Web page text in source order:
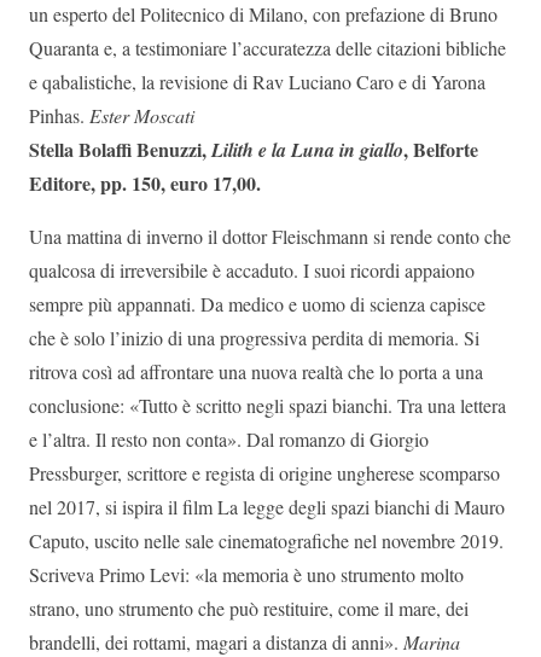
un esperto del Politecnico di Milano, con prefazione di Bruno
Quaranta e, a testimoniare l’accuratezza delle citazioni bibliche
e qabalistiche, la revisione di Rav Luciano Caro e di Yarona
Pinhas. Ester Moscati
Stella Bolaffi Benuzzi,Lilith e la Luna in giallo, Belforte
Editore, pp. 150, euro 17,00.
Una mattina di inverno il dottor Fleischmann si rende conto che
qualcosa di irreversibile è accaduto. I suoi ricordi appaiono
sempre più appannati. Da medico e uomo di scienza capisce
che è solo l’inizio di una progressiva perdita di memoria. Si
ritrova così ad affrontare una nuova realtà che lo porta a una
conclusione: «Tutto è scritto negli spazi bianchi. Tra una lettera
e l’altra. Il resto non conta». Dal romanzo di Giorgio
Pressburger, scrittore e regista di origine ungherese scomparso
nel 2017, si ispira il film La legge degli spazi bianchi di Mauro
Caputo, uscito nelle sale cinematografiche nel novembre 2019.
Scriveva Primo Levi: «la memoria è uno strumento molto
strano, uno strumento che può restituire, come il mare, dei
brandelli, dei rottami, magari a distanza di anni». Marina